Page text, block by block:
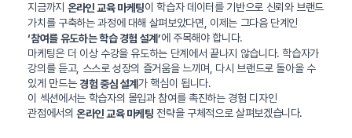
지금까지 온라인 교육 마케팅이 학습자 데이터를 기반으로 신뢰와 브랜드
가치를 구축하는 과정에 대해 살펴보았다면, 이제는 그다음 단계인
‘참여를 유도하는 학습 경험 설계’에 주목해야 합니다.
마케팅은 더 이상 수강을 유도하는 단계에서 끝나지 않습니다. 학습자가
강의를 듣고, 스스로 성장의 즐거움을 느끼며, 다시 브랜드로 돌아올 수
있게 만드는경험 중심 설계가 핵심이 됩니다.
이 섹션에서는 학습자의 몰입과 참여를 촉진하는 경험 디자인
관점에서의온라인 교육 마케팅 전략을 구체적으로 살펴보겠습니다.